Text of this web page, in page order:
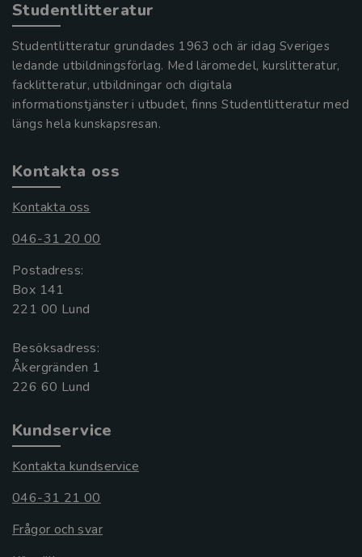
Studentlitteratur
Studentlitteratur grundades 1963 och är idag Sveriges
ledande utbildningsförlag. Med läromedel, kurslitteratur,
facklitteratur, utbildningar och digitala
informationstjänster i utbudet, finns Studentlitteratur med
längs hela kunskapsresan.
Kontakta oss
Kontakta oss
046-31 20 00
Postadress:
Box 141
221 00 Lund
Besöksadress:
Åkergränden 1
Kundservice
Kontakta kundservice
046-31 21 00
Frågor och svar